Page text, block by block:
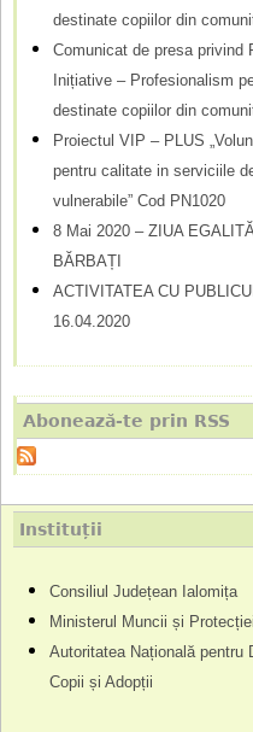
destinate copiilor din
Comunicat de presa privind
Inițiative – Profesionalism
destinate copiilor din
Proiectul VIP – PLUS
pentru calitate in serviciile
vulnerabile” Cod PN1020
8 Mai 2020 – ZIUA
BĂRBAȚI
ACTIVITATEA CU
16.04.2020
Abonează-te prin RSS
Instituții
Consiliul Județean Ialomița
Ministerul Muncii și
Autoritatea Națională pentru
Copii și Adopții